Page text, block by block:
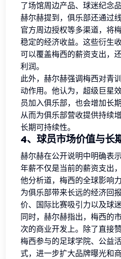
了场馆周边产品、球迷纪念
赫尔赫提到，俱乐部还通过
官方周边授权等多渠道，将
稳定的经济收益。这些衍生
可以覆盖梅西的薪资支出，
利润。
此外，赫尔赫强调梅西对青
动作用。他认为，超级巨星
员加入俱乐部，也会增加长
从而为俱乐部营收提供持续
长期可持续性。
4、球员市场价值与长
赫尔赫在公开说明中明确表
年薪不仅是当前的薪资支出
他分析道，梅西的全球影响
为俱乐部带来长远的经济回
价、国际比赛吸引力以及球
同时，赫尔赫指出，梅西的
次的商业开发上。除了直接
梅西参与的足球学院、公益
式，进一步扩大品牌曝光和